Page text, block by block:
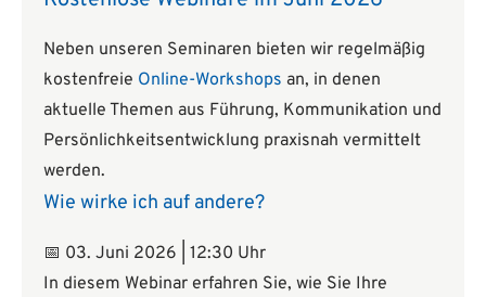
Neben unseren Seminaren bieten wir regelmäßig
kostenfreie Online-Workshops an, in denen
aktuelle Themen aus Führung, Kommunikation und
Persönlichkeitsentwicklung praxisnah vermittelt
werden.
Wie wirke ich auf andere?
📅 03. Juni 2026 | 12:30 Uhr
In diesem Webinar erfahren Sie, wie Sie Ihre